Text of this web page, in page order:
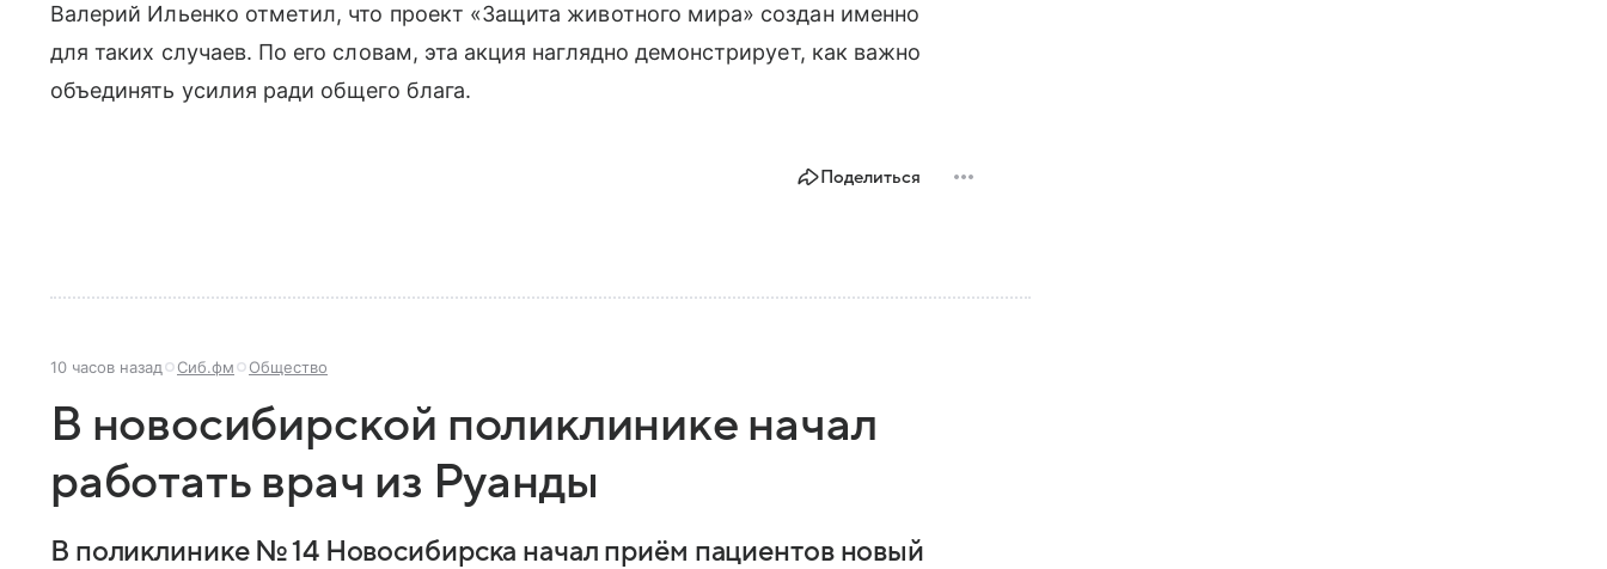
Валерий Ильенко отметил, что проект «Защита животного мира» создан именно
для таких случаев. По его словам, эта акция наглядно демонстрирует, как важно
объединять усилия ради общего блага.
Поделиться
10 часов назад Сиб.фм Общество
В новосибирской поликлинике начал
работать врач из Руанды
В поликлинике № 14 Новосибирска начал приём пациентов новый